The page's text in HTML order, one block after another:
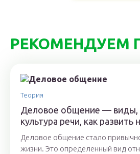
РЕКОМЕНДУЕМ
Теория
Деловое общение — виды,
культура речи, как развить
Деловое общение стало
жизни. Это определенный вид